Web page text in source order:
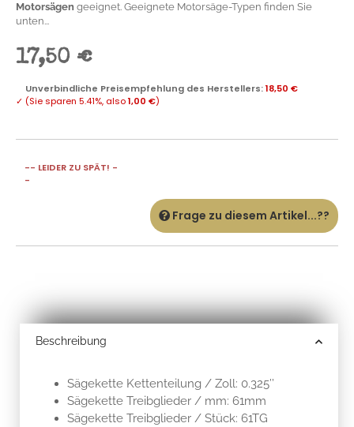
Motorsägen geeignet. Geeignete Motorsäge-Typen finden Sie
unten...
17,50 €
Unverbindliche Preisempfehlung des Herstellers:18,50 €
✓ (Sie sparen 5.41%, also1,00 €)
-- LEIDER ZU SPÄT! -
-
Frage zu diesem Artikel...??
Beschreibung
Sägekette Kettenteilung / Zoll: 0.325’’
Sägekette Treibglieder / mm: 61mm
Sägekette Treibglieder / Stück: 61TG